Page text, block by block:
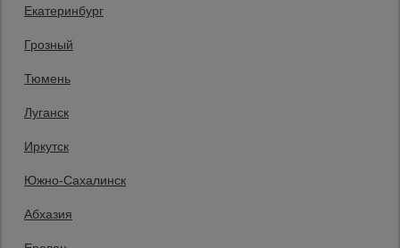
Екатеринбург
Грозный
Тюмень
Луганск
Иркутск
Южно-Сахалинск
Абхазия
+7 (982) 492-33-14
Заказать звонок
Пн-Пт: с 9:00 до 18:00, перерыв: с 12:30 до 13:00,
Принимаем к оплате